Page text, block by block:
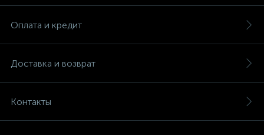
Оплата и кредит
Доставка и возврат
Контакты